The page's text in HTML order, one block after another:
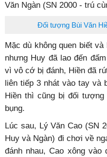
Văn Ngàn (SN 2000 - trú
Đối tượng Bùi Văn
Mặc dù không quen biết
nhưng Huy đã lao đến
vì vô cớ bị đánh, Hiền đã
liên tiếp 3 nhát vào tay và
Hiền thì cũng bị đối
bụng.
Lúc sau, Lý Văn Cao (SN
Huy và Ngàn) đi chơi về
đánh nhau, Cao xông vào